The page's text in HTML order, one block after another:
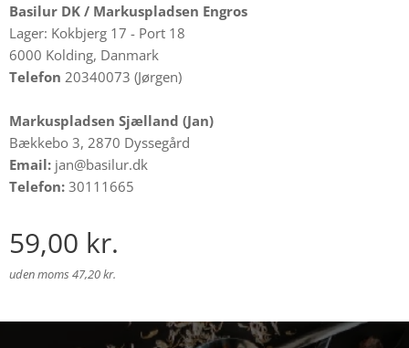
Basilur DK / Markuspladsen Engros
Lager: Kokbjerg 17 - Port 18
6000 Kolding, Danmark
Telefon 20340073 (Jørgen)
Markuspladsen Sjælland (Jan)
Bækkebo 3, 2870 Dyssegård
Email: jan@basilur.dk
Telefon: 30111665
59,00 kr.
uden moms 47,20 kr.